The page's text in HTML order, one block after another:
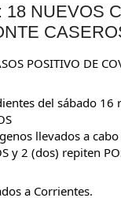
18 NUEVOS
POSITIVO DE
del sábado 16
llevados a
y 2 (dos) repiten
a Corrientes.